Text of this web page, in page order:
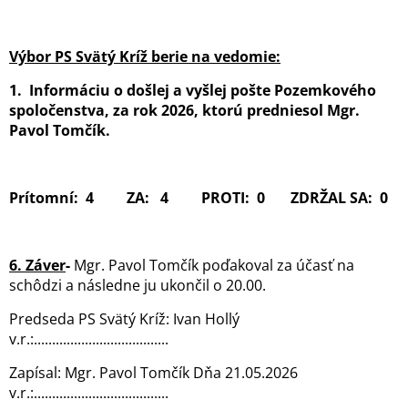
Výbor PS Svätý Kríž berie na vedomie:
1. Informáciu o došlej a vyšlej pošte Pozemkového
spoločenstva, za rok 2026, ktorú predniesol Mgr.
Pavol Tomčík.
Prítomní: 4 ZA: 4 PROTI: 0 ZDRŽAL SA: 0
6. Záver- Mgr. Pavol Tomčík poďakoval za účasť na
schôdzi a následne ju ukončil o 20.00.
Predseda PS Svätý Kríž: Ivan Hollý
v.r.:.....................................
Zapísal: Mgr. Pavol Tomčík Dňa 21.05.2026
v.r.:.....................................